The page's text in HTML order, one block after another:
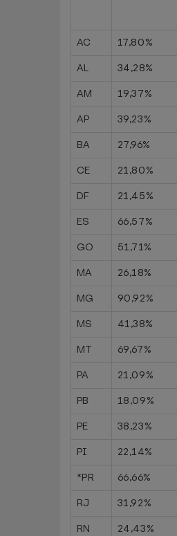
AC
17,80%
AL
34,28%
AM
19,37%
AP
39,23%
BA
27,96%
CE
21,80%
DF
21,45%
ES
66,57%
GO
51,71%
MA
26,18%
MG
90,92%
MS
41,38%
MT
69,67%
PA
21,09%
PB
18,09%
PE
38,23%
PI
22,14%
*PR
66,66%
RJ
31,92%
RN
24,43%